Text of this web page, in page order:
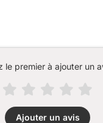
le premier à ajouter un
Ajouter un avis